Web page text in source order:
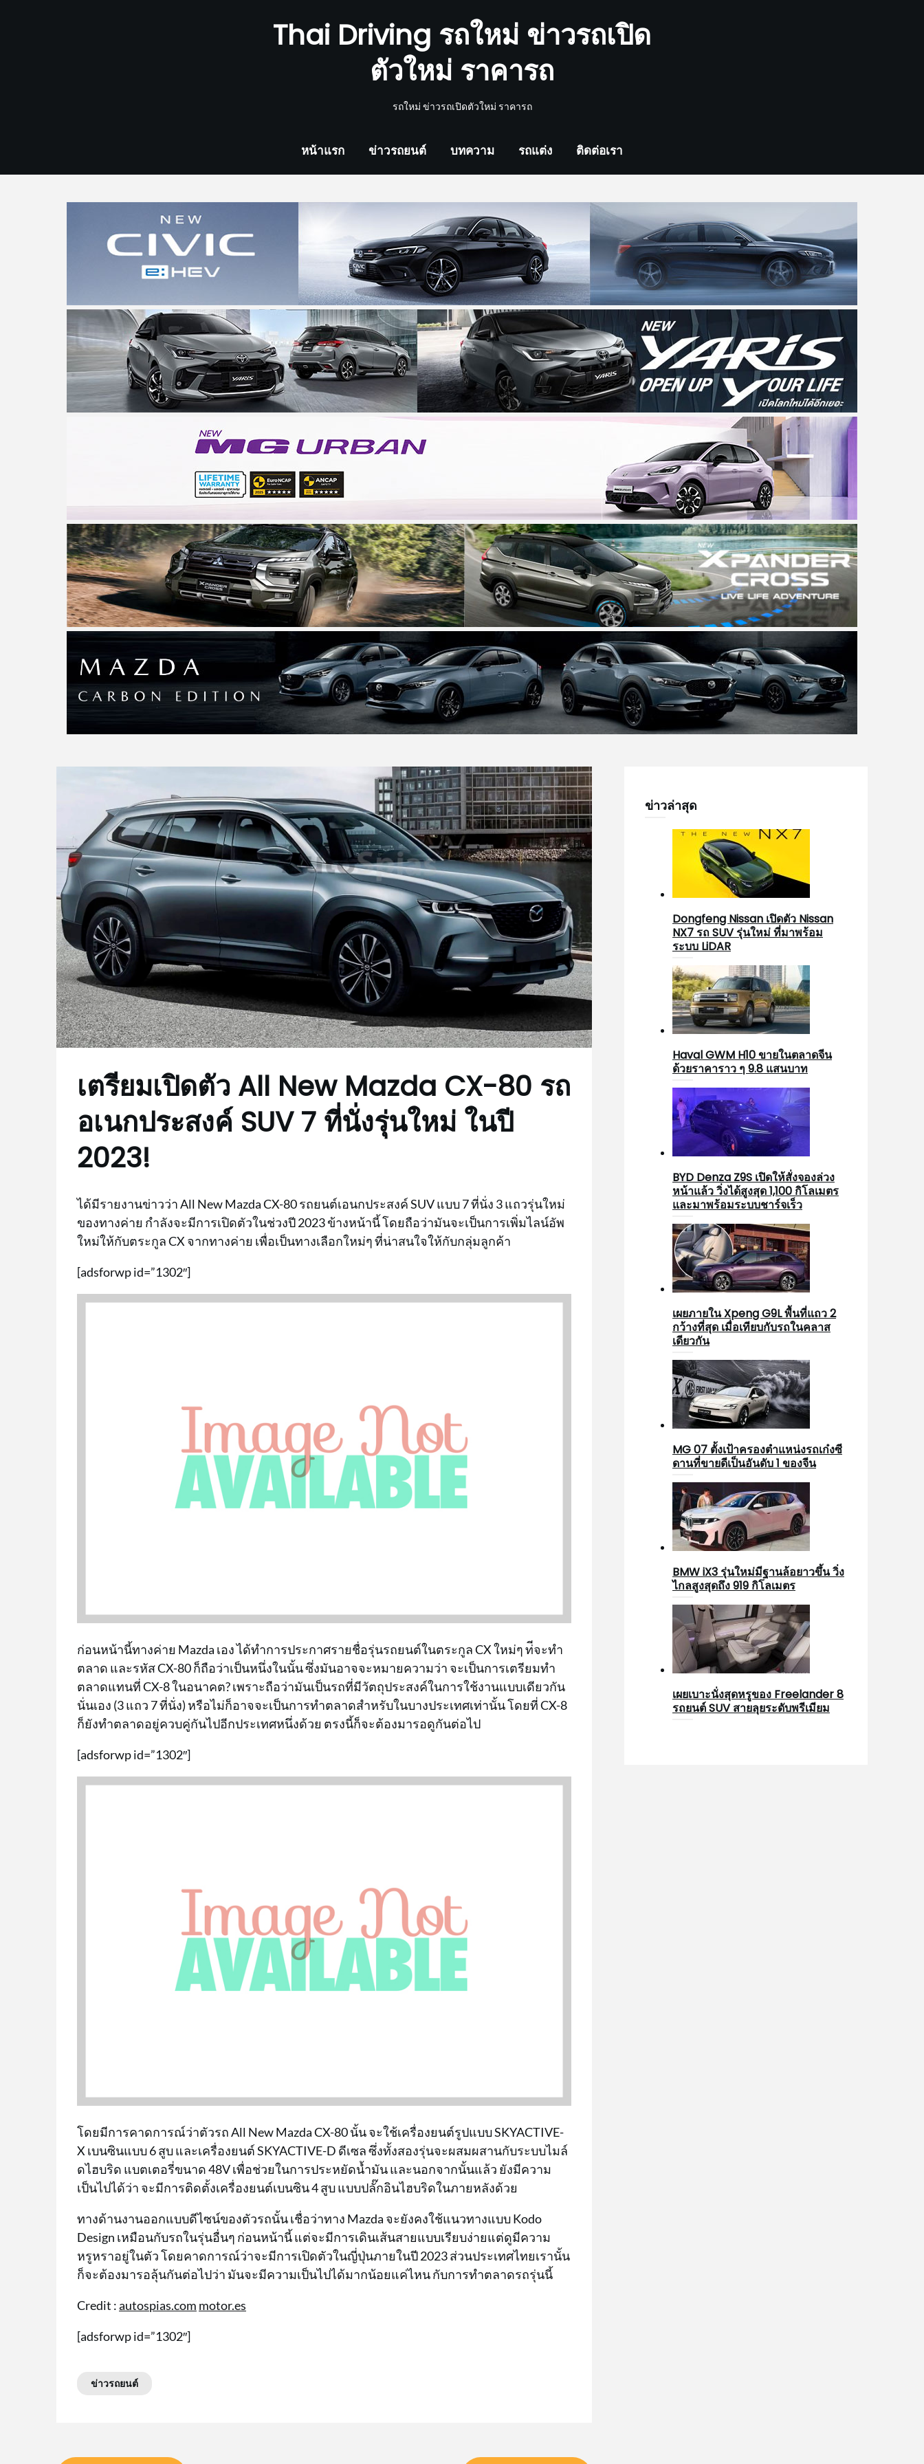
Thai Driving รถใหม่ ข่าวรถเปิด
ตัวใหม่ ราคารถ
รถใหม่ ข่าวรถเปิดตัวใหม่ ราคารถ
หน้าแรก ข่าวรถยนต์ บทความ รถแต่ง ติดต่อเรา
เตรียมเปิดตัว All New Mazda CX-80 รถ
อเนกประสงค์ SUV 7 ที่นั่งรุ่นใหม่ ในปี
2023!
ได้มีรายงานข่าวว่า All New Mazda CX-80 รถยนต์เอนกประสงค์ SUV แบบ 7 ที่นั่ง 3 แถวรุ่นใหม่
ของทางค่าย กำลังจะมีการเปิดตัวในช่วงปี 2023 ข้างหน้านี้ โดยถือว่ามันจะเป็นการเพิ่มไลน์อัพ
ใหม่ให้กับตระกูล CX จากทางค่าย เพื่อเป็นทางเลือกใหม่ๆ ที่น่าสนใจให้กับกลุ่มลูกค้า
[adsforwp id=”1302″]
ก่อนหน้านี้ทางค่าย Mazda เอง ได้ทำการประกาศรายชื่อรุ่นรถยนต์ในตระกูล CX ใหม่ๆ ท่ีจะทำ
ตลาด และรหัส CX-80 ก็ถือว่าเป็นหนึ่งในนั้น ซึ่งมันอาจจะหมายความว่า จะเป็นการเตรียมทำ
ตลาดแทนที่ CX-8 ในอนาคต? เพราะถือว่ามันเป็นรถที่มีวัตถุประสงค์ในการใช้งานแบบเดียวกัน
นั่นเอง (3 แถว 7 ที่นั่ง) หรือไม่ก็อาจจะเป็นการทำตลาดสำหรับในบางประเทศเท่านั้น โดยที่ CX-8
ก็ยังทำตลาดอยู่ควบคู่กันไปอีกประเทศหนึ่งด้วย ตรงนี้ก็จะต้องมารอดูกันต่อไป
[adsforwp id=”1302″]
โดยมีการคาดการณ์ว่าตัวรถ All New Mazda CX-80 นั้น จะใช้เครื่องยนต์รูปแบบ SKYACTIVE-
X เบนซินแบบ 6 สูบ และเครื่องยนต์ SKYACTIVE-D ดีเซล ซึ่งทั้งสองรุ่นจะผสมผสานกับระบบไมล์
ดไฮบริด แบตเตอรี่ขนาด 48V เพื่อช่วยในการประหยัดน้ำมัน และนอกจากนั้นแล้ว ยังมีความ
เป็นไปได้ว่า จะมีการติดตั้งเครื่องยนต์เบนซิน 4 สูบ แบบปลั๊กอินไฮบริดในภายหลังด้วย
ทางด้านงานออกแบบดีไซน์ของตัวรถนั้น เชื่อว่าทาง Mazda จะยังคงใช้แนวทางแบบ Kodo
Design เหมือนกับรถในรุ่นอื่นๆ ก่อนหน้านี้ แต่จะมีการเดินเส้นสายแบบเรียบง่ายแต่ดูมีความ
หรูหราอยู่ในตัว โดยคาดการณ์ว่าจะมีการเปิดตัวในญี่ปุ่นภายในปี 2023 ส่วนประเทศไทยเรานั้น
ก็จะต้องมารอลุ้นกันต่อไปว่า มันจะมีความเป็นไปได้มากน้อยแค่ไหน กับการทำตลาดรถรุ่นนี้
Credit :autospias.com motor.es
[adsforwp id=”1302″]
ข่าวรถยนต์
ข่าวล่าสุด
Dongfeng Nissan เปิดตัว Nissan
NX7 รถ SUV รุ่นใหม่ ที่มาพร้อม
ระบบ LiDAR
Haval GWM H10 ขายในตลาดจีน
ด้วยราคาราว ๆ 9.8 แสนบาท
BYD Denza Z9S เปิดให้สั่งจองล่วง
หน้าแล้ว วิ่งได้สูงสุด 1,100 กิโลเมตร
และมาพร้อมระบบชาร์จเร็ว
เผยภายใน Xpeng G9L พื้นที่แถว 2
กว้างที่สุด เมื่อเทียบกับรถในคลาส
เดียวกัน
MG 07 ตั้งเป้าครองตำแหน่งรถเก๋งซี
ดานที่ขายดีเป็นอันดับ 1 ของจีน
BMW iX3 รุ่นใหม่มีฐานล้อยาวขึ้น วิ่ง
ไกลสูงสุดถึง 919 กิโลเมตร
เผยเบาะนั่งสุดหรูของ Freelander 8
รถยนต์ SUV สายลุยระดับพรีเมียม